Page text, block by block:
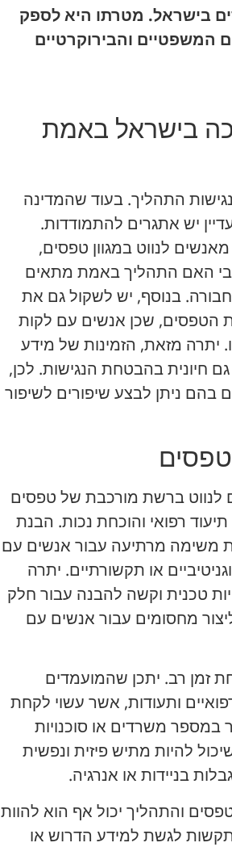
בישראל. מטרתו היא לספק
המשפטיים והבירוקרטיים
בישראל באמת
התהליך. בעוד שהמדינה
יש אתגרים להתמודדות.
לנווט במגוון טפסים,
האם התהליך באמת מתאים
בנוסף, יש לשקול גם את
הטפסים, שכן אנשים עם לקות
יתרה מזאת, הזמינות של מידע
חיונית בהבטחת הנגישות. לכן,
ניתן לבצע שיפורים לשיפור
לנווט ברשת מורכבת של טפסים
רפואי והוכחת נכות. הבנת
משימה מרתיעה עבור אנשים עם
או תקשורתיים. יתרה
טכנית וקשה להבנה עבור חלק
מחסומים עבור אנשים עם
זמן רב. יתכן שהמועמדים
ותעודות, אשר עשוי לקחת
במספר משרדים או סוכנויות
להיות מתיש פיזית ונפשית
בניידות או אנרגיה.
והתהליך יכול אף הוא להוות
לגשת למידע הדרוש או